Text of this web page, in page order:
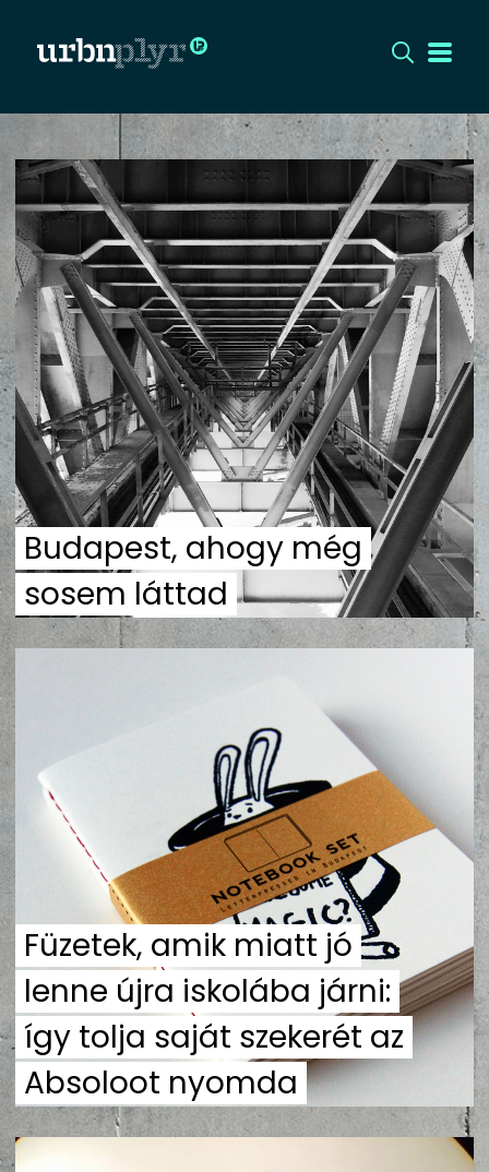
CÍMLAP
DIZÁJN
DIVAT
HIP
KULT
UTCA
ZENE
MÉDIAAJÁNLAT
IMPRESSZUM
PR-ARCHÍVUM
ADATKEZELÉSI TÁJÉKOZTATÓ
Budapest, ahogy még
sosem láttad
Füzetek, amik miatt jó
lenne újra iskolába járni:
így tolja saját szekerét az
Absoloot nyomda